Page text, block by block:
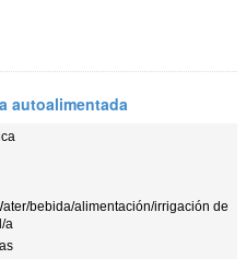
autoalimentada
bebida/alimentación/irrigación de
a